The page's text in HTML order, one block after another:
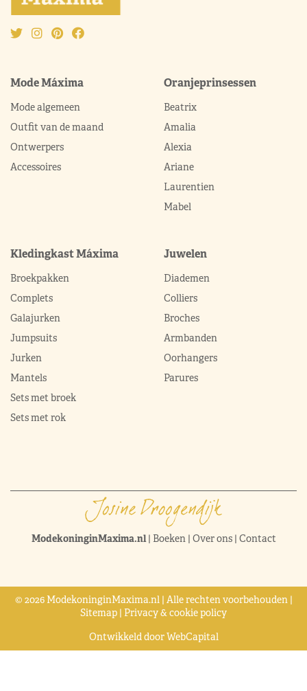
Mode Máxima
Mode algemeen
Outfit van de maand
Ontwerpers
Accessoires
Oranjeprinsessen
Beatrix
Amalia
Alexia
Ariane
Laurentien
Mabel
Kledingkast Máxima
Broekpakken
Complets
Galajurken
Jumpsuits
Jurken
Mantels
Sets met broek
Sets met rok
Juwelen
Diademen
Colliers
Broches
Armbanden
Oorhangers
Parures
ModekoninginMaxima.nl| Boeken| Over ons| Contact
© 2026 ModekoninginMaxima.nl | Alle rechten voorbehouden |
Sitemap | Privacy & cookie policy
Ontwikkeld doorWebCapital